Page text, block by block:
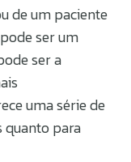
de um paciente
ser um
ser a
uma série de
quanto para